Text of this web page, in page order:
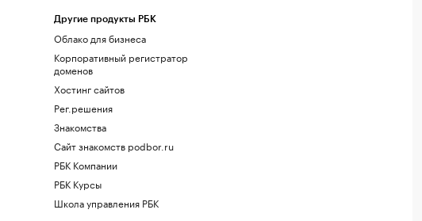
Другие продукты РБК
Облако для бизнеса
Корпоративный регистратор
доменов
Хостинг сайтов
Рег.решения
Знакомства
Сайт знакомств podbor.ru
РБК Компании
РБК Курсы
Школа управления РБК